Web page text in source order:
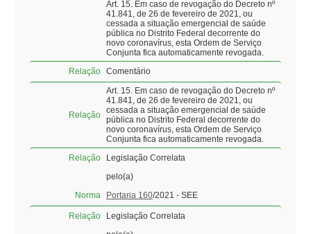
Art. 15. Em caso de revogação do Decreto nº
41.841, de 26 de fevereiro de 2021, ou
cessada a situação emergencial de saúde
pública no Distrito Federal decorrente do
novo coronavírus, esta Ordem de Serviço
Conjunta fica automaticamente revogada.
Relação Comentário
Relação
Art. 15. Em caso de revogação do Decreto nº
41.841, de 26 de fevereiro de 2021, ou
cessada a situação emergencial de saúde
pública no Distrito Federal decorrente do
novo coronavírus, esta Ordem de Serviço
Conjunta fica automaticamente revogada.
Relação
Legislação Correlata
pelo(a)
Norma
Portaria 160/2021 - SEE
Relação
Legislação Correlata